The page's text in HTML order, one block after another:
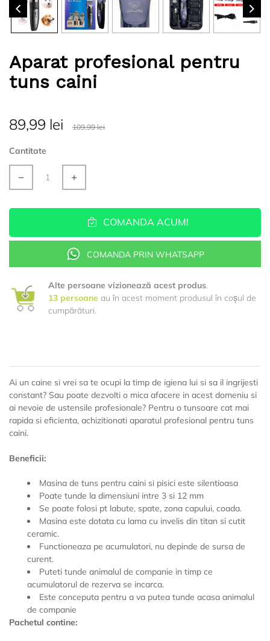
Aparat profesional pentru
tuns caini
89,99 lei 109,99 lei
Cantitate
COMANDA ACUM!
COMANDA PRIN WHATSAPP
Alte persoane vizionează acest produs.
13 persoane au în acest moment produsul în coșul de
cumpărături.
Ai un caine si vrei sa te ocupi la timp de igiena lui si sa il ingrijesti
constant? Sau poate dezvolti o mica afacere in acest domeniu si
ai nevoie de ustensile profesionale? Pentru o tunsoare cat mai
rapida si eficienta, achizitionati aparatul profesional pentru tuns
caini.
Beneficii:
Masina de tuns pentru caini si pisici este silentioasa
Poate tunde la dimensiuni intre 3 si 12 mm
Se poate folosi pt labute, spate, zona capului, coada.
Masina este dotata cu lama cu invelis din titan si cutit
ceramic.
Functioneaza pe acumulatori, nu depinde de sursa de
curent.
Puteti tunde animalul de companie in timp ce
acumulatorul de rezerva se incarca.
Este conceputa pentru a va putea tunde acasa animalul
de companie
Pachetul contine: